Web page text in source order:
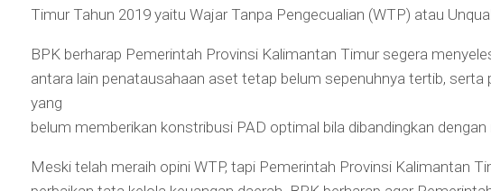
Timur Tahun 2019 yaitu Wajar Tanpa Pengecualian (WTP) atau
BPK berharap Pemerintah Provinsi Kalimantan Timur segera
antara lain penatausahaan aset tetap belum sepenuhnya tertib, serta
yang
belum memberikan konstribusi PAD optimal bila dibandingkan
Meski telah meraih opini WTP, tapi Pemerintah Provinsi Kalimantan